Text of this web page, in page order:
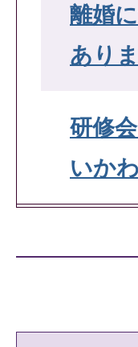
離婚
あり
研修
いか